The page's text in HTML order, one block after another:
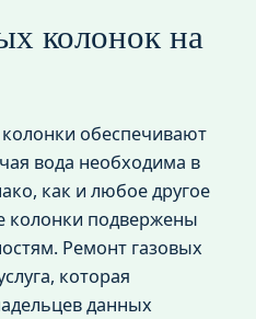
колонок на
обеспечивают
вода необходима в
как и любое другое
колонки подвержены
Ремонт газовых
которая
данных